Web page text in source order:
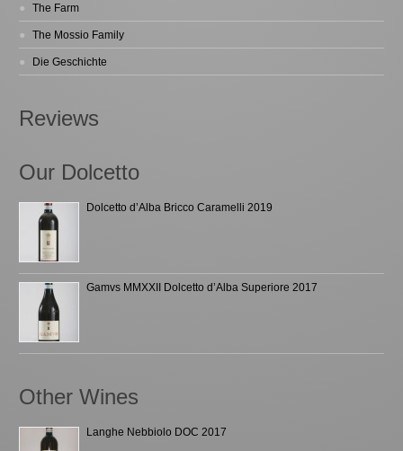
The Farm
The Mossio Family
Die Geschichte
Reviews
Our Dolcetto
Dolcetto d’Alba Bricco Caramelli 2019
Gamvs MMXXII Dolcetto d’Alba Superiore 2017
Other Wines
Langhe Nebbiolo DOC 2017